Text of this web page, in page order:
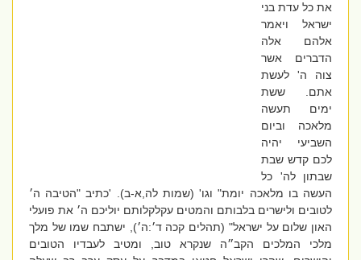
את כל עדת בני
ישראל ויאמר
אלהם אלה
הדברים אשר
צוה ה' לעשת
אתם. ששת
ימים תעשה
מלאכה וביום
השביעי יהיה
לכם קדש שבת
שבתון לה' כל
העשה בו מלאכה יומת" וגו' (שמות לה,א-ב). 'כתיב "הטיבה ה׳
לטובים ולישרים בלבותם והמטים עקלקלותם יוליכם ה׳ את פועלי
האון שלום על ישראל" (תהלים קכה ד׳:ה׳), ישתבח שמו של מלך
מלכי המלכים הקב״ה שנקרא טוב, ומטיב לעבדיו הטובים